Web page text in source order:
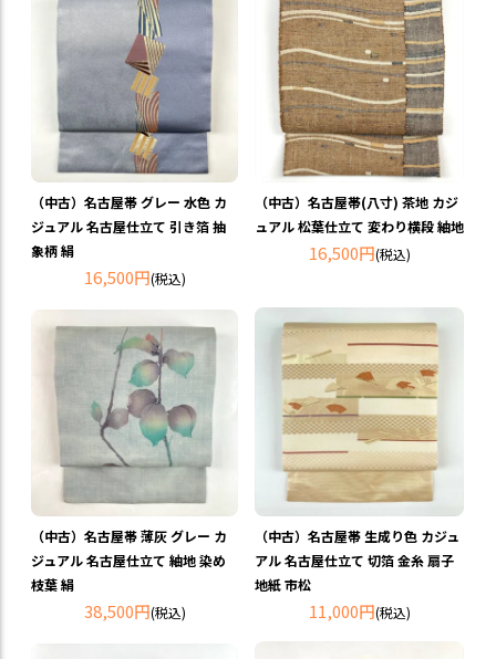
（中古）名古屋帯 グレー 水色 カ
ジュアル 名古屋仕立て 引き箔 抽
象柄 絹
16,500円(税込)
（中古）名古屋帯(八寸) 茶地 カジ
ュアル 松葉仕立て 変わり横段 紬地
16,500円(税込)
（中古）名古屋帯 薄灰 グレー カ
ジュアル 名古屋仕立て 紬地 染め
枝葉 絹
38,500円(税込)
（中古）名古屋帯 生成り色 カジュ
アル 名古屋仕立て 切箔 金糸 扇子
地紙 市松
11,000円(税込)